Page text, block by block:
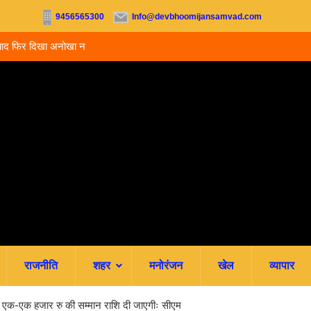
9456565300 Info@devbhoomijansamvad.com
नजारा, जुमली
राजनीति शहर मनोरंजन खेल व्यापार
एक हजार रु की सम्मान राशि दी जाएगीः सीएम